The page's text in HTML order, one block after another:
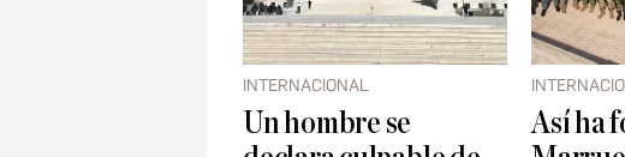
INTERNACIONAL
Un hombre se
Así ha